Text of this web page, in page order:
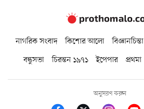
নাগরিক সংবাদ কিশোর আলো বিজ্ঞানচিন্তা
বন্ধুসভা
চিরন্তন ১৯৭১ ইপেপার প্রথমা
অনুসরণ করুন